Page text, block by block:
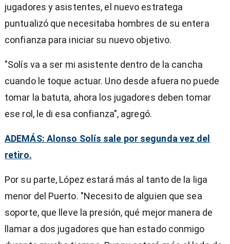
jugadores y asistentes, el nuevo estratega
puntualizó que necesitaba hombres de su entera
confianza para iniciar su nuevo objetivo.
"Solís va a ser mi asistente dentro de la cancha
cuando le toque actuar. Uno desde afuera no puede
tomar la batuta, ahora los jugadores deben tomar
ese rol, le di esa confianza", agregó.
ADEMÁS: Alonso Solís sale por segunda vez del
retiro.
Por su parte, López estará más al tanto de la liga
menor del Puerto. "Necesito de alguien que sea
soporte, que lleve la presión, qué mejor manera de
llamar a dos jugadores que han estado conmigo